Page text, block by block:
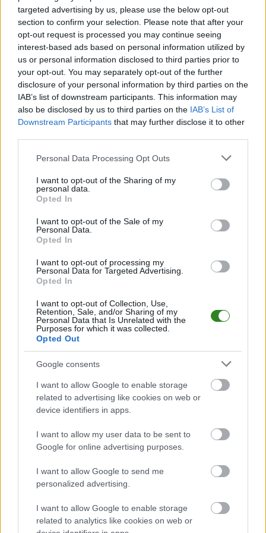
targeted advertising by us, please use the below opt-out
section to confirm your selection. Please note that after your
opt-out request is processed you may continue seeing
interest-based ads based on personal information utilized by
us or personal information disclosed to third parties prior to
your opt-out. You may separately opt-out of the further
disclosure of your personal information by third parties on the
IAB’s list of downstream participants. This information may
also be disclosed by us to third parties on the IAB’s List of
Downstream Participants that may further disclose it to other
Please note that this website/app uses one or more Google
not limited to your visit or usage behaviour. You may click to
grant or deny consent to Google and its third-party tags to
use your data for below specified purposes in below Google
consent section.
Personal Data Processing Opt Outs
I want to opt-out of the Sharing of my
personal data.
Opted In
I want to opt-out of the Sale of my
Personal Data.
Opted In
I want to opt-out of processing my
Personal Data for Targeted Advertising.
Opted In
I want to opt-out of Collection, Use,
Retention, Sale, and/or Sharing of my
Personal Data that Is Unrelated with the
Purposes for which it was collected.
Opted Out
Google consents
I want to allow Google to enable storage
related to advertising like cookies on web or
device identifiers in apps.
I want to allow my user data to be sent to
Google for online advertising purposes.
I want to allow Google to send me
personalized advertising.
I want to allow Google to enable storage
related to analytics like cookies on web or
lokalnej piłki nożnej. Jeżeli aktualnie nie widzisz tutaj danych z pewnością
pracujemy nad tym żeby je uzupełnić.
Wynik meczu LKS Hłudno vs Victoria Niebocko
Po zakończeniu spotkania automatycznie publikujemyoficjalny wynik
spotkania, a także dane meczowe, jeśli są dostępne.
Pełny harmonogram rozgrywek dostępny jest tutaj:Krosno > Klasa B,
gr. II - terminarz.
Informacje o składach i strzelcach
rezerwowych, zmiany oraz listę strzelców bramek. Informacje te
Jeśli jesteś kibicem klubu LKS Hłudno lub Victoria Niebocko - zaglądaj tutaj
częściej. Nasz serwis regularnie dostarcza informacje o
PodkarpacieLive.pl to największa bazameczów lokalnych drużyn
piłkarskichw województwie. Sprawdź nasze relacje, śledź ulubioną ligę i
bądź na bieżąco z wydarzeniami z boisk!
Analiza przed meczem: LKS Hłudno vs Victoria Niebocko
LKS Hłudno - Victoria Niebocko
2025. Początek meczu o godz. 13:00.
LKS Hłudnoprzystępuje do tego spotkania w roli gospodarza. Jak
drużyna radzi sobie w sezonie 2025/2026 rozgrywek Krosno > Klasa B, gr.
II przed własną publicznością? Na tej stronie możecie zobaczyć tabelę
uwzględniającą tylko mecze u siebie. W tabeli biorącej pod uwagę tylko
mecze wyjazdowe możecie natomiast sprawdzić jak spisuje się klub
Krosno > Klasa B, gr. II - sytuacja w tabeli
Przed meczami 7. kolejki - Krosno > Klasa B, gr. II gospodarze (LKS
6. miejscu.
Poniżej znajdziesz także ostatnie mecze obu drużyn oraz statystyki
LKS Hłudno vs. Victoria Niebocko - relacja, wynik na żywo,
transmisja
Wynik meczu LKS Hłudno - Victoria Niebocko znajdziesz na naszej stronie
zaraz po jego zakończeniu. Jeżeli szukasz informacji meczowych, zajrzyj
LKS Hłudno vs. Victoria Niebocko - wynik, składy, strzelcy